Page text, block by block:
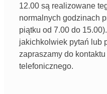
12.00 są realizowane
normalnych godzinach
piątku od 7.00 do
jakichkolwiek pytań lub
zapraszamy do
telefonicznego.